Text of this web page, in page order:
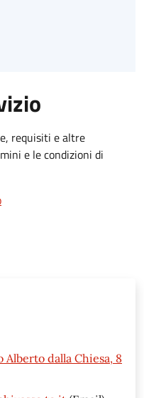
requisiti e altre
e le condizioni di
Alberto dalla Chiesa, 8